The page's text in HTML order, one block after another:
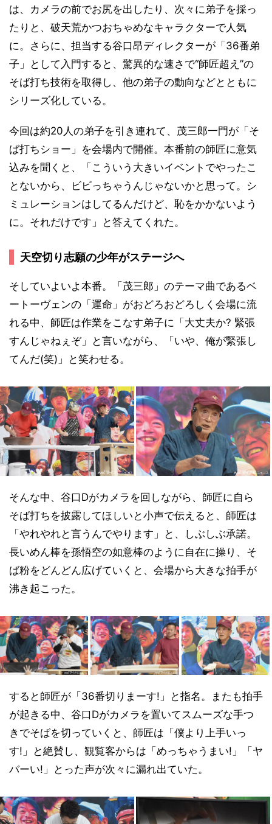
は、カメラの前でお尻を出したり、次々に弟子を採っ
たりと、破天荒かつおちゃめなキャラクターで人気
に。さらに、担当する谷口昂ディレクターが「36番弟
子」として入門すると、驚異的な速さで“師匠超え”の
そば打ち技術を取得し、他の弟子の動向などとともに
シリーズ化している。
今回は約20人の弟子を引き連れて、茂三郎一門が「そ
ば打ちショー」を会場内で開催。本番前の師匠に意気
込みを聞くと、「こういう大きいイベントでやったこ
とないから、ビビっちゃうんじゃないかと思って。シ
ミュレーションはしてるんだけど、恥をかかないよう
に。それだけです」と答えてくれた。
天空切り志願の少年がステージへ
そしていよいよ本番。「茂三郎」のテーマ曲であるベ
ートーヴェンの「運命」がおどろおどろしく会場に流
れる中、師匠は作業をこなす弟子に「大丈夫か? 緊張
すんじゃねぇぞ」と言いながら、「いや、俺が緊張し
てんだ(笑)」と笑わせる。
そんな中、谷口Dがカメラを回しながら、師匠に自ら
そば打ちを披露してほしいと小声で伝えると、師匠は
「やれやれと言うんでやります」と、しぶしぶ承諾。
長いめん棒を孫悟空の如意棒のように自在に操り、そ
ば粉をどんどん広げていくと、会場から大きな拍手が
沸き起こった。
すると師匠が「36番切りまーす!」と指名。またも拍手
が起きる中、谷口Dがカメラを置いてスムーズな手つ
きでそばを切っていくと、師匠は「僕より上手いっ
す!」と絶賛し、観覧客からは「めっちゃうまい!」「ヤ
バーい!」とった声が次々に漏れ出ていた。